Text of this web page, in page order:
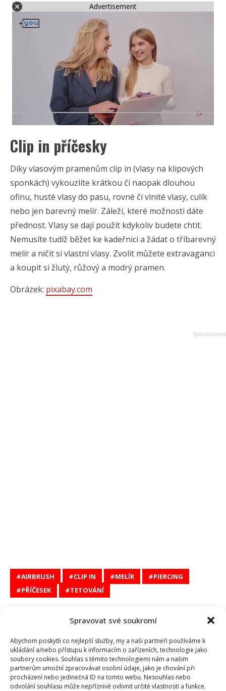
Spravovat své soukromí
Abychom poskytli co nejlepší služby, my a naši partneři používáme k
ukládání a/nebo přístupu k informacím o zařízeních, technologie jako
soubory cookies. Souhlas s těmito technologiemi nám a našim
partnerům umožní zpracovávat osobní údaje, jako je chování při
procházení nebo jedinečná ID na tomto webu. Nesouhlas nebo
odvolání souhlasu může nepříznivě ovlivnit určité vlastnosti a funkce.
Advertisement
Clip in příčesky
Díky vlasovým pramenům clip in (vlasy na klipových
sponkách) vykouzlíte krátkou či naopak dlouhou
ofinu, husté vlasy do pasu, rovné či vlnité vlasy, culík
nebo jen barevný melír. Záleží, které možnosti dáte
přednost. Vlasy se dají použít kdykoliv budete chtít.
Nemusíte tudíž běžet ke kadeřnici a žádat o tříbarevný
melír a ničit si vlastní vlasy. Zvolit můžete extravaganci
a koupit si žlutý, růžový a modrý pramen.
Obrázek: pixabay.com
AIRBRUSH CLIP IN MELÍR
PIERCING
PŘÍČESEK
TETOVÁNÍ
Gabriela Kortová